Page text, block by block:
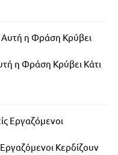
η Φράση Κρύβει Κάτι
Κερδίζουν